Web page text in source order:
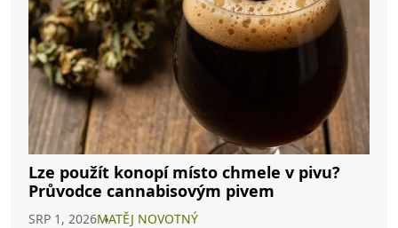
Lze použít konopí místo chmele v pivu?
Průvodce cannabisovým pivem
SRP 1, 2026MATĚJ NOVOTNÝ